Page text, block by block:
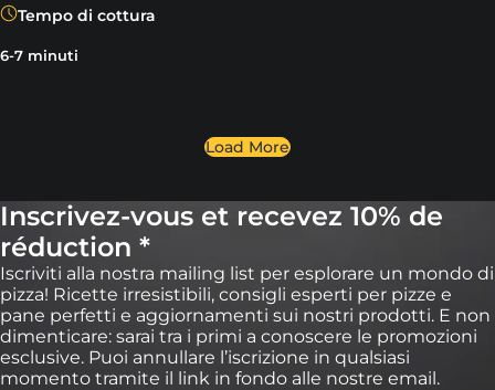
Tempo di cottura
6-7 minuti
Load More
Inscrivez-vous et recevez 10% de
réduction *
Iscriviti alla nostra mailing list per esplorare un mondo di
pizza! Ricette irresistibili, consigli esperti per pizze e
pane perfetti e aggiornamenti sui nostri prodotti. E non
dimenticare: sarai tra i primi a conoscere le promozioni
esclusive. Puoi annullare l’iscrizione in qualsiasi
momento tramite il link in fondo alle nostre email.